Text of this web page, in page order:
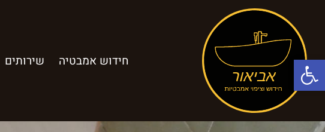
פתח סרגל נגישות חידוש אמבטיה שירותים